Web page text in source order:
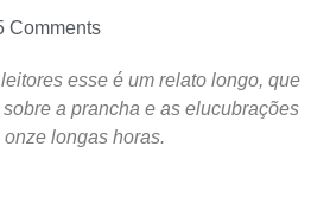
Comments
esse é um relato longo, que
a prancha e as elucubrações
longas horas.